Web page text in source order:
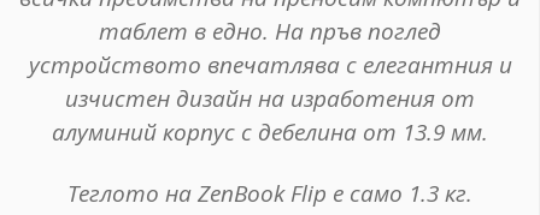
таблет в едно. На пръв поглед
устройството впечатлява с елегантния и
изчистен дизайн на изработения от
алуминий корпус с дебелина от 13.9 мм.
Теглото на ZenBook Flip е само 1.3 кг.